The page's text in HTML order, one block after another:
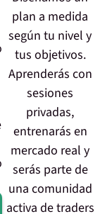
plan a medida
según tu nivel y
tus objetivos.
Aprenderás con
sesiones
privadas,
entrenarás en
mercado real y
serás parte de
una comunidad
activa de traders